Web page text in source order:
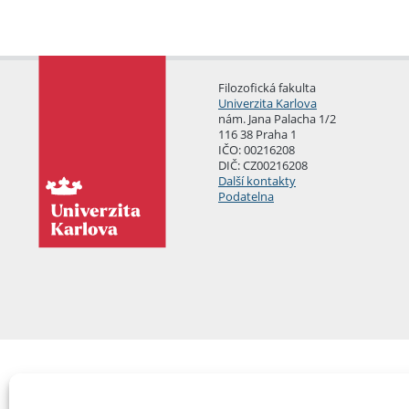
Filozofická fakulta
Univerzita Karlova
nám. Jana Palacha 1/2
116 38 Praha 1
IČO: 00216208
DIČ: CZ00216208
Další kontakty
Podatelna